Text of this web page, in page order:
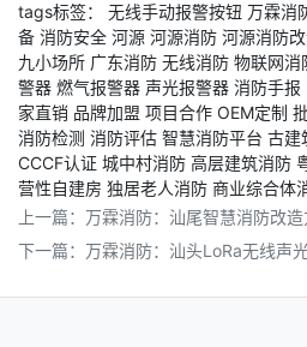
tags标签：
无线手动报警按钮 万霖消
备 消防安全 河源 河源消防 河源消防
九小场所 广东消防 无线消防 物联网消
警器 燃气报警器 声光报警器 消防手报
家直销 品牌加盟 项目合作 OEM定制
消防检测 消防评估 智慧消防平台 古建
CCCF认证 城中村消防 高层建筑消防
营性自建房 独居老人消防 商业综合体
上一篇： 万霖消防：汕尾智慧消防改
下一篇： 万霖消防：汕头LoRa无线声